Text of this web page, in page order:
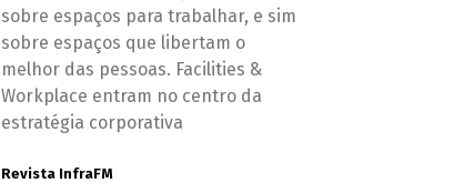
sobre espaços para trabalhar, e sim
sobre espaços que libertam o
melhor das pessoas. Facilities &
Workplace entram no centro da
estratégia corporativa
Revista InfraFM